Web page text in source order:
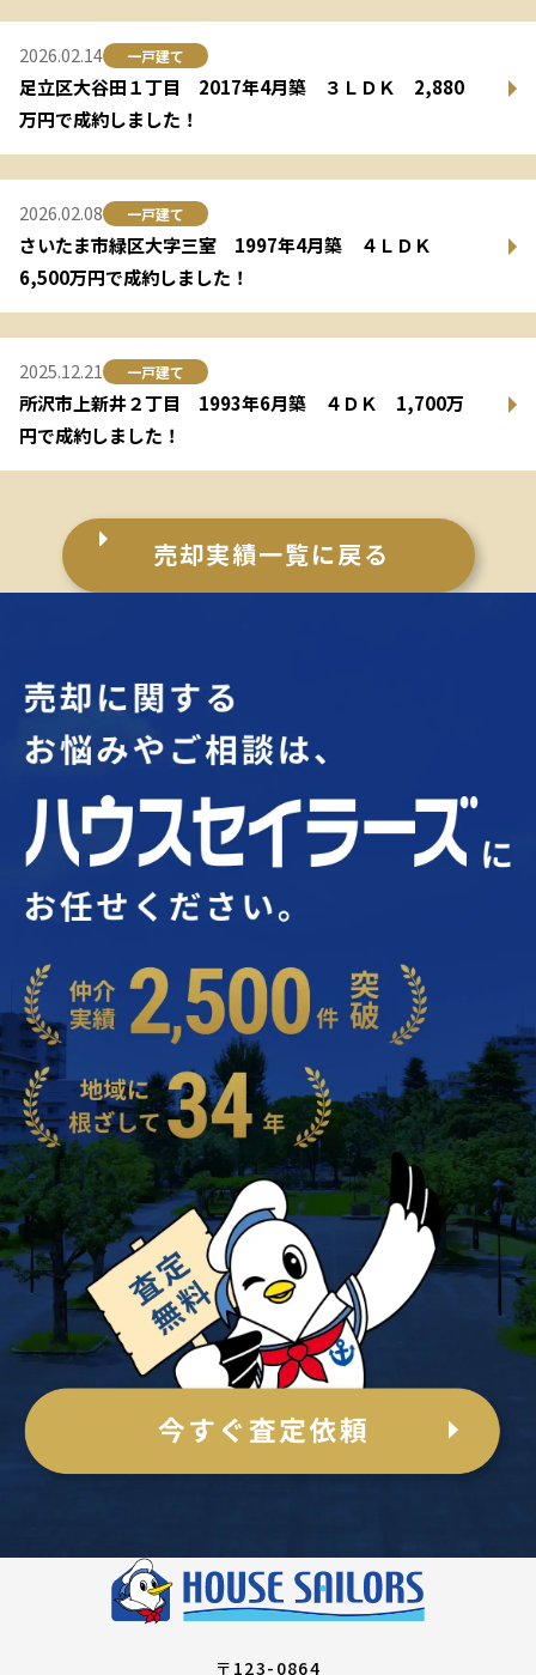
足立区大谷田１丁目 2017年4月築 ３ＬＤＫ 2,880
万円で成約しました！
2026.02.14 一戸建て
さいたま市緑区大字三室 1997年4月築 ４ＬＤＫ
6,500万円で成約しました！
2026.02.08 一戸建て
所沢市上新井２丁目 1993年6月築 ４ＤＫ 1,700万
円で成約しました！
2025.12.21 一戸建て
売却実績一覧に戻る
〒123-0864